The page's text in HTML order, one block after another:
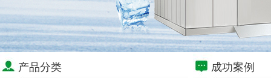
产品分类 成功案例